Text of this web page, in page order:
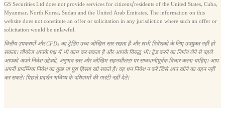
GS Securities Ltd does not provide services for citizens/residents of the United States, Cuba,
Myanmar, North Korea, Sudan and the United Arab Emirates. The information on this
website does not constitute an offer or solicitation in any jurisdiction where such an offer or
solicitation would be unlawful.
वित्तीय उपकरणों और CFDs का ट्रेडिंग उच्च जोखिम स्तर रखता है और सभी निवेशकों के लिए उपयुक्त नहीं हो
सकता। लीवरेज आपके पक्ष में भी काम कर सकता है और आपके विरुद्ध भी। ट्रेड करने का निर्णय लेने से पहले
आपको अपने निवेश उद्देश्यों, अनुभव स्तर और जोखिम सहनशीलता पर सावधानीपूर्वक विचार करना चाहिए। आप
अपनी प्रारम्भिक निवेश का कुछ या पूरा हिस्सा खो सकते हैं। वह धन निवेश न करें जिसे आप खोने का वहन नहीं
कर सकते। पिछले प्रदर्शन भविष्य के परिणामों की गारंटी नहीं देते।